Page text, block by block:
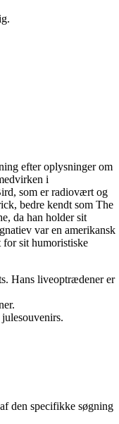
efter oplysninger om
i
som er radiovært og
bedre kendt som The
da han holder sit
var en amerikansk
sit humoristiske
Hans liveoptrædener er
den specifikke søgning